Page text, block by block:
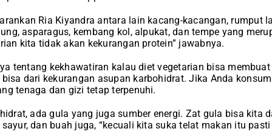
Ria Kiyandra antara lain kacang-kacangan, rumput
asparagus, kembang kol, alpukat, dan tempe yang
kita tidak akan kekurangan protein” jawabnya.
tentang kekhawatiran kalau diet vegetarian bisa
dari kekurangan asupan karbohidrat. Jika Anda
tenaga dan gizi tetap terpenuhi.
ada gula yang juga sumber energi. Zat gula bisa kita
dan buah juga, “kecuali kita suka telat makan itu